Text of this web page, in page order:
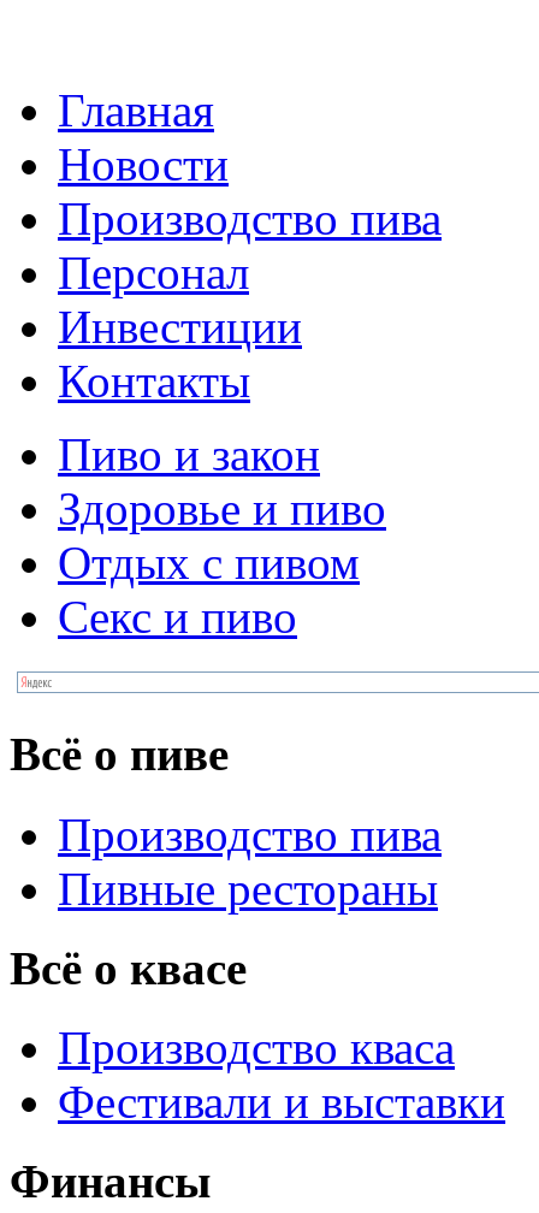
Главная
Новости
Производство пива
Персонал
Инвестиции
Контакты
Пиво и закон
Здоровье и пиво
Отдых с пивом
Секс и пиво
Всё о пиве
Производство пива
Пивные рестораны
Всё о квасе
Производство кваса
Фестивали и выставки
Финансы